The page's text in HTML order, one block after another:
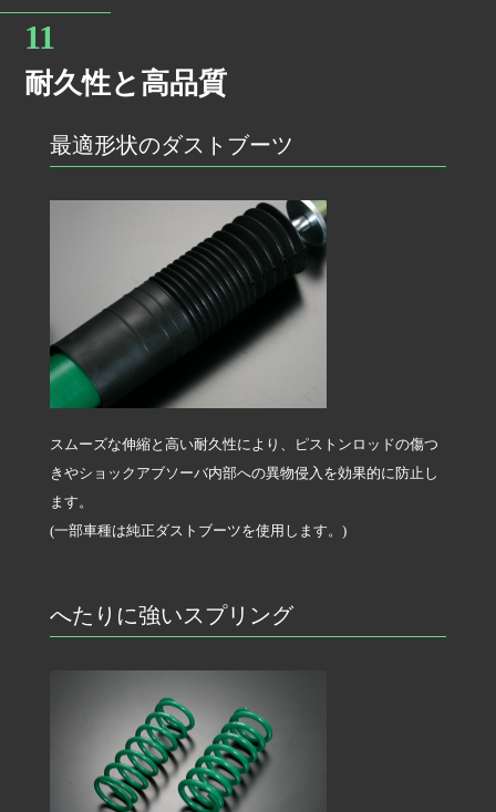
耐久性と高品質
最適形状のダストブーツ
スムーズな伸縮と高い耐久性により、ピストンロッドの傷つ
きやショックアブソーバ内部への異物侵入を効果的に防止し
ます。
(一部車種は純正ダストブーツを使用します。)
へたりに強いスプリング